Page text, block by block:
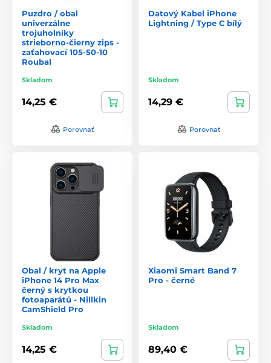
Puzdro / obal
univerzálne
trojuholníky
strieborno-čierny zips -
zaťahovací 105-50-10
Roubal
Skladom
14,25 €
Porovnať
Datový Kabel iPhone
Lightning / Type C bílý
Skladom
14,29 €
Porovnať
Obal / kryt na Apple
iPhone 14 Pro Max
černý s krytkou
fotoaparátů - Nillkin
CamShield Pro
Skladom
14,25 €
Xiaomi Smart Band 7
Pro - černé
Skladom
89,40 €